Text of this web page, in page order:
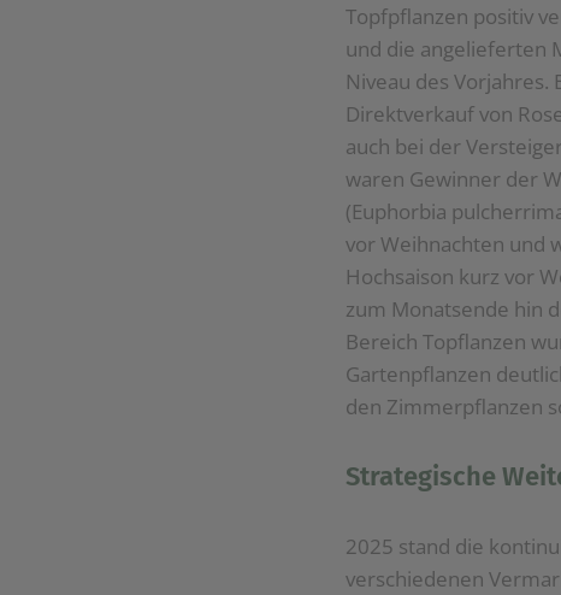
Topfpflanzen positiv
und die angelieferten
Niveau des
Direktverkauf von
auch bei der
waren Gewinner der
(Euphorbia
vor Weihnachten und
Hochsaison kurz vor
zum Monatsende hin
Bereich Topflanzen
Gartenpflanzen
den Zimmerpflanzen
Strategische
2025 stand die
verschiedenen